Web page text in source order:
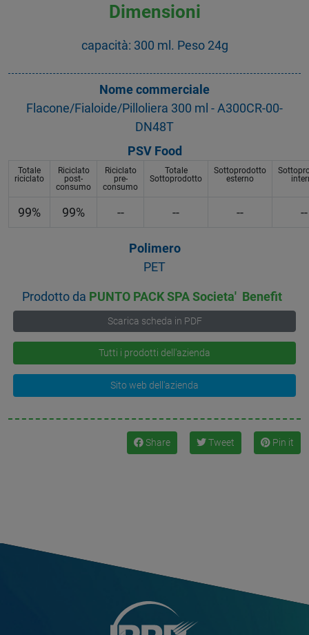
Dimensioni
capacità: 300 ml. Peso 24g
Nome commerciale
Flacone/Fialoide/Pilloliera 300 ml - A300CR-00-
DN48T
PSV Food
Totale
riciclato
Riciclato
post-
consumo
Riciclato
pre-
consumo
Totale
Sottoprodotto
Sottoprodotto
esterno
99% 99% -- -- -- --
Polimero
PET
Prodotto da PUNTO PACK SPA Societa' Benefit
Scarica scheda in PDF
Tutti i prodotti dell'azienda
Sito web dell'azienda
Share Tweet Pin it